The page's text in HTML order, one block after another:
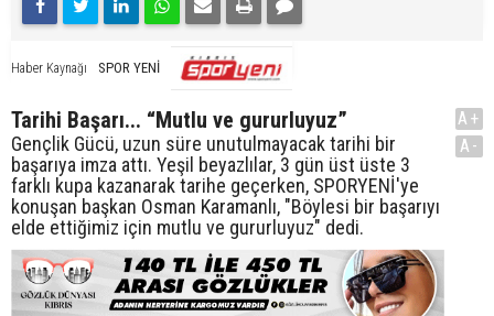
Haber Kaynağı SPOR YENİ
Tarihi Başarı... “Mutlu ve gururluyuz”
Gençlik Gücü, uzun süre unutulmayacak tarihi bir
başarıya imza attı. Yeşil beyazlılar, 3 gün üst üste 3
farklı kupa kazanarak tarihe geçerken, SPORYENİ'ye
konuşan başkan Osman Karamanlı, "Böylesi bir başarıyı
elde ettiğimiz için mutlu ve gururluyuz" dedi.
A+
A-